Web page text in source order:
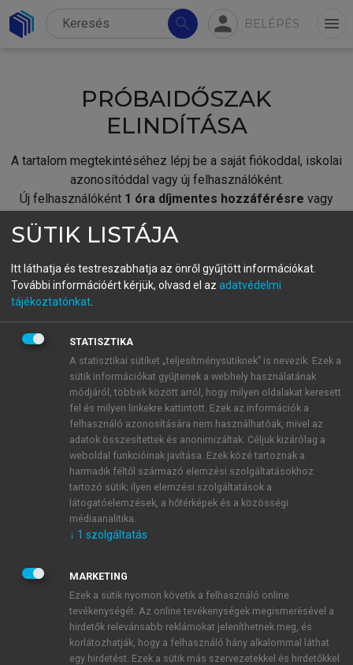
search person BELÉPÉS menu
PRÓBAIDŐSZAK
ELINDÍTÁSA
A tartalom megtekintéséhez lépj be a saját fiókoddal, iskolai
azonosítóddal vagy új felhasználóként.
Új felhasználóként 1 óra díjmentes hozzáférésre vagy
fiókoddal,vagy hozz létre új fiókot.
A regisztráció után apróbaidőszakautomatikusan
BELÉPÉS SAJÁT FIÓKKAL
ÚJ FIÓK LÉTREHOZÁSA
1 óra díjmentes hozzáférés
E-MAIL-CÍM
JELSZÓ
JELSZÓ ÚJRA
SÜTIK LISTÁJA
Itt láthatja és testreszabhatja az önről gyűjtött információkat.
További információért kérjük, olvasd el az adatvédelmi
tájékoztatónkat
STATISZTIKA
A statisztikai sütiket „teljesítménysütiknek” is nevezik. Ezek a
sütik információkat gyűjtenek a webhely használatának
módjáról, többek között arról, hogy milyen oldalakat keresett
fel és milyen linkekre kattintott. Ezek az információk a
felhasználó azonosítására nem használhatóak, mivel az
adatok összesítettek és anonimizáltak. Céljuk kizárólag a
weboldal funkcióinak javítása. Ezek közé tartoznak a
harmadik féltől származó elemzési szolgáltatásokhoz
tartozó sütik; ilyen elemzési szolgáltatások a
látogatóelemzések, a hőtérképek és a közösségi
médiaanalitika.
↓ 1 szolgáltatás
MARKETING
Ezek a sütik nyomon követik a felhasználó online
tevékenységét. Az online tevékenységek megismerésével a
hirdetők relevánsabb reklámokat jeleníthetnek meg, és
korlátozhatják, hogy a felhasználó hány alkalommal láthat
egy hirdetést. Ezek a sütik más szervezetekkel és hirdetőkkel